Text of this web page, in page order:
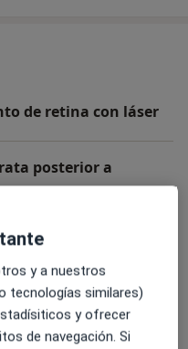
de retina con láser
posterior a
de
y a nuestros
tecnologías similares)
y ofrecer
de navegación. Si